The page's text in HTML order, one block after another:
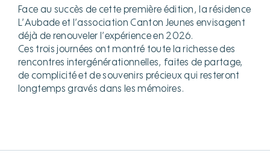
Face au succès de cette première édition, la résidence
L’Aubade et l’association Canton Jeunes envisagent
déjà de renouveler l’expérience en 2026.
Ces trois journées ont montré toute la richesse des
rencontres intergénérationnelles, faites de partage,
de complicité et de souvenirs précieux qui resteront
longtemps gravés dans les mémoires.